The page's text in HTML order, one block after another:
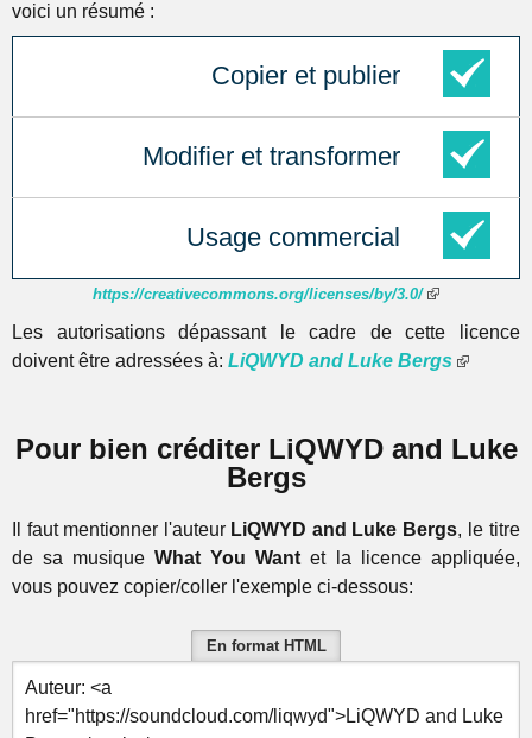
voici un résumé :
Copier et publier
Modifier et transformer
Usage commercial
https://creativecommons.org/licenses/by/3.0/
Les autorisations dépassant le cadre de cette licence
doivent être adressées à: LiQWYD and Luke Bergs
Pour bien créditer LiQWYD and Luke
Bergs
Il faut mentionner l'auteur LiQWYD and Luke Bergs, le titre
de sa musique What You Want et la licence appliquée,
vous pouvez copier/coller l'exemple ci-dessous:
En format HTML